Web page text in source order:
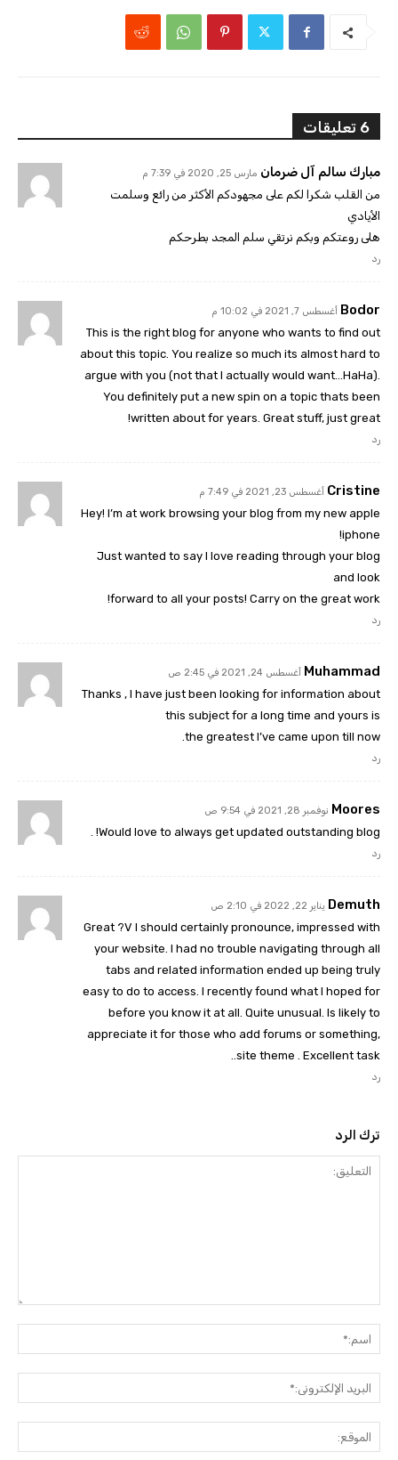
6 تعليقات
مبارك سالم آل ضرمان مارس 25, 2020 في 7:39 م
من القلب شكرا لكم على مجهودكم الأكثر من رائع وسلمت
الأيادي
هلى روعتكم وبكم نرتقي سلم المجد بطرحكم
رد
Bodor أغسطس 7, 2021 في 10:02 م
This is the right blog for anyone who wants to find out
about this topic. You realize so much its almost hard to
argue with you (not that I actually would want…HaHa).
You definitely put a new spin on a topic thats been
written about for years. Great stuff, just great!
رد
Cristine أغسطس 23, 2021 في 7:49 م
Hey! I’m at work browsing your blog from my new apple
iphone!
Just wanted to say I love reading through your blog
and look
forward to all your posts! Carry on the great work!
رد
Muhammad أغسطس 24, 2021 في 2:45 ص
Thanks , I have just been looking for information about
this subject for a long time and yours is
the greatest I’ve came upon till now.
رد
Moores نوفمبر 28, 2021 في 9:54 ص
Would love to always get updated outstanding blog! .
رد
Demuth يناير 22, 2022 في 2:10 ص
Great ?V I should certainly pronounce, impressed with
your website. I had no trouble navigating through all
tabs and related information ended up being truly
easy to do to access. I recently found what I hoped for
before you know it at all. Quite unusual. Is likely to
appreciate it for those who add forums or something,
site theme . Excellent task..
رد
ترك الرد